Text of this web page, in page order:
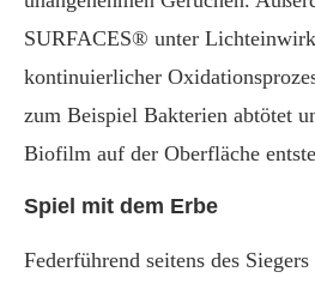
SURFACES® unter
kontinuierlicher
zum Beispiel Bakterien abtötet
Biofilm auf der Oberfläche
Spiel mit dem Erbe
Federführend seitens des